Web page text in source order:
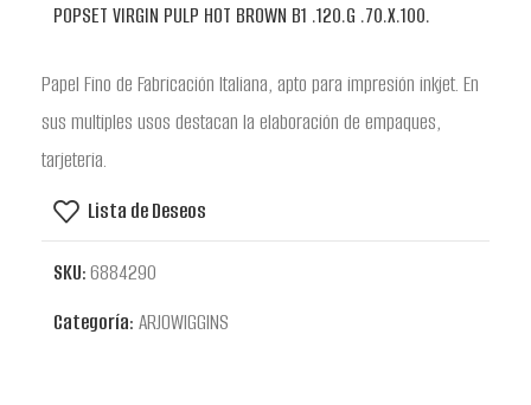
POPSET VIRGIN PULP HOT BROWN B1 .120.G .70.X.100.
Papel Fino de Fabricación Italiana, apto para impresión inkjet. En
sus multiples usos destacan la elaboración de empaques,
tarjeteria.
Lista de Deseos
SKU:6884290
Categoría: ARJOWIGGINS